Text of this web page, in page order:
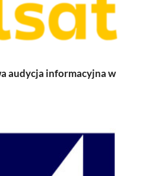
audycja informacyjna w